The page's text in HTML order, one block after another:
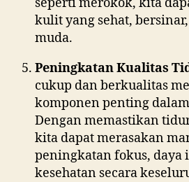
kulit yang sehat,
muda.
Peningkatan Kualitas
cukup dan berkualitas
komponen penting
Dengan memastikan
kita dapat merasakan
peningkatan fokus, daya
kesehatan secara